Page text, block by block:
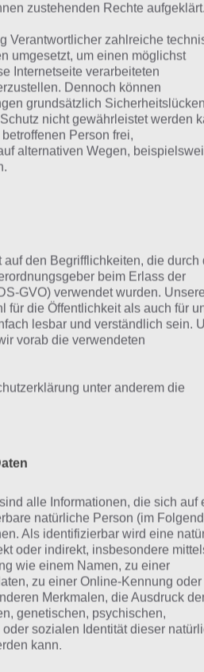
für dein Land ist so ähnlich wie
Fragen rund um
werden. Zum einen
und die große Masse darf
App vom Sofa aus mitmachen
sitzen
und “Bergdoktor” Hans
sind Schauspielerin Maria
für
Sandra Studer und der
für dein Land
App Spiel für dein
(PC / Mac). Nach einer
doch mitmachen kann man
die Fragen erhalten,
beantwortet werden. Dabei
abzugeben. Danach wird
das eigene Land Bonus-
auch die Kategorie “Wie
Antwort wohl am
auf sich alleine gestellt.
Zeit haben diese und desto
zustehenden Rechte aufgeklärt.
Verantwortlicher zahlreiche
umgesetzt, um einen möglichst
Internetseite verarbeiteten
Dennoch können
grundsätzlich Sicherheitslücken
nicht gewährleistet werden
Person frei,
alternativen Wegen,
den Begrifflichkeiten, die durch
beim Erlass der
GVO) verwendet wurden. Unsere
für die Öffentlichkeit als auch für
lesbar und verständlich sein.
vorab die verwendeten
unter anderem die
alle Informationen, die sich auf
natürliche Person (im
Als identifizierbar wird eine
oder indirekt, insbesondere
wie einem Namen, zu einer
zu einer Online-Kennung oder
Merkmalen, die Ausdruck
genetischen, psychischen,
sozialen Identität dieser
kann.